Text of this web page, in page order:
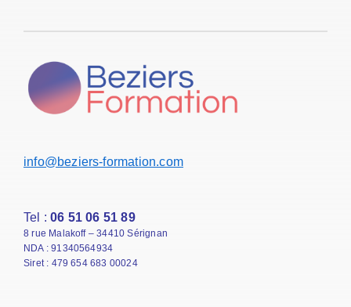
info@beziers-formation.com
Tel :06 51 06 51 89
8 rue Malakoff – 34410 Sérignan
NDA : 91340564934
Siret : 479 654 683 00024